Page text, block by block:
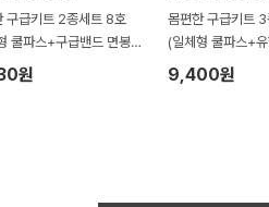
구급키트 2종세트 8호
쿨파스+구급밴드 면봉
급형22p)
원
몸편한 구급키트
(일체형 쿨파스+
민 에어파스+멘소
고)
9,400원